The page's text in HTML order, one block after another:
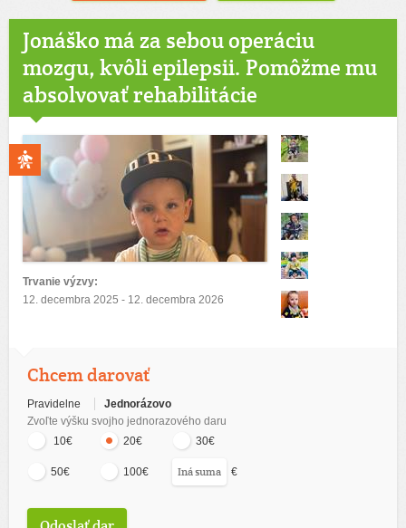
Jonáško má za sebou operáciu
mozgu, kvôli epilepsii. Pomôžme mu
absolvovať rehabilitácie
Trvanie výzvy:
12. decembra 2025 - 12. decembra 2026
Chcem darovať
Pravidelne
Jednorázovo
Zvoľte výšku svojho jednorazového daru
10€
20€ 30€
50€ 100€ €